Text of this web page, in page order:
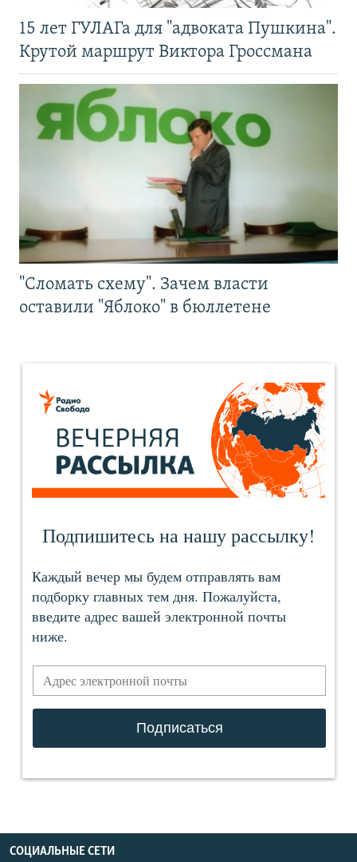
15 лет ГУЛАГа для "адвоката Пушкина".
Крутой маршрут Виктора Гроссмана
"Сломать схему". Зачем власти
оставили "Яблоко" в бюллетене
СОЦИАЛЬНЫЕ СЕТИ